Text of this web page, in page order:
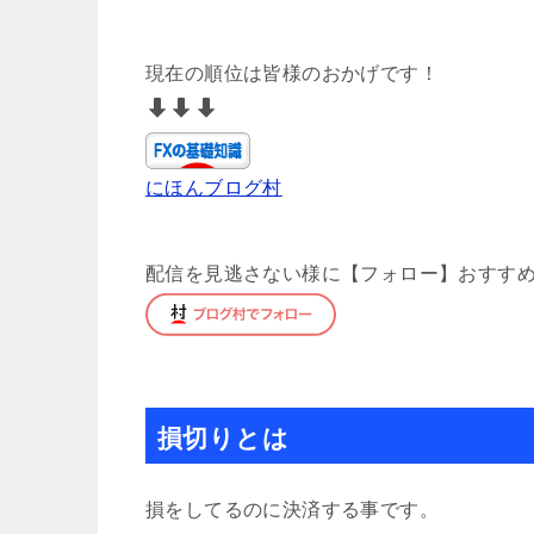
現在の順位は皆様のおかげです！
にほんブログ村
配信を見逃さない様に【フォロー】おすす
損切りとは
損をしてるのに決済する事です。